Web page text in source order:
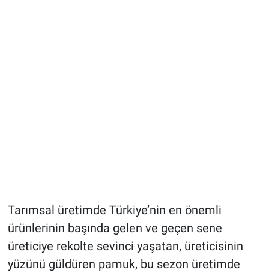
Tarımsal üretimde Türkiye’nin en önemli
ürünlerinin başında gelen ve geçen sene
üreticiye rekolte sevinci yaşatan, üreticisinin
yüzünü güldüren pamuk, bu sezon üretimde